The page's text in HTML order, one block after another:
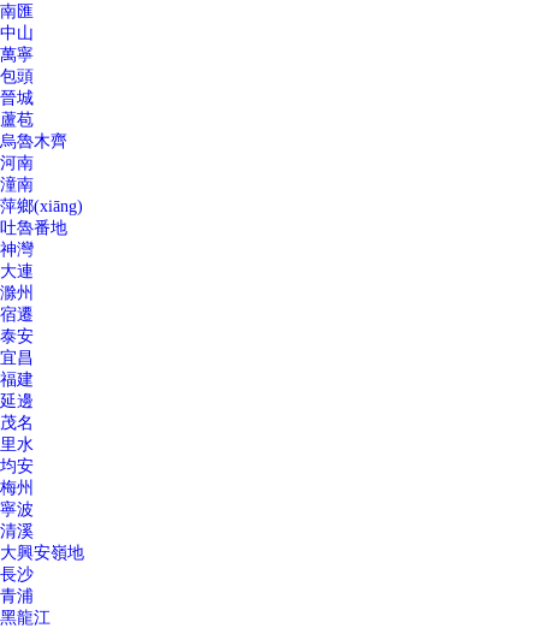
南匯
中山
萬寧
包頭
晉城
蘆苞
烏魯木齊
河南
潼南
萍鄉(xiāng)
吐魯番地
神灣
大連
滁州
宿遷
泰安
宜昌
福建
延邊
茂名
里水
均安
梅州
寧波
清溪
大興安嶺地
長沙
青浦
黑龍江